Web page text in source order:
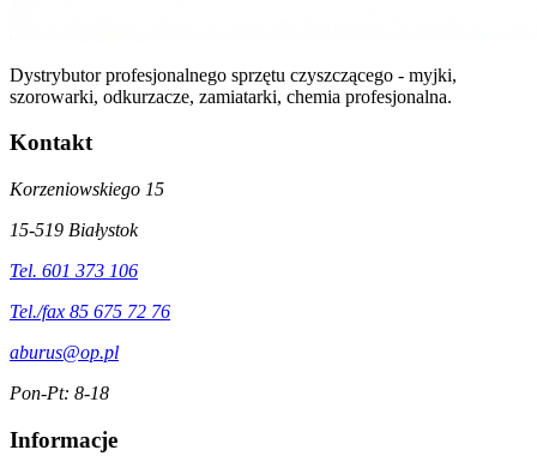
Dystrybutor profesjonalnego sprzętu czyszczącego - myjki,
szorowarki, odkurzacze, zamiatarki, chemia profesjonalna.
Kontakt
Korzeniowskiego 15
15-519 Białystok
Tel. 601 373 106
Tel./fax 85 675 72 76
aburus@op.pl
Pon-Pt: 8-18
Informacje